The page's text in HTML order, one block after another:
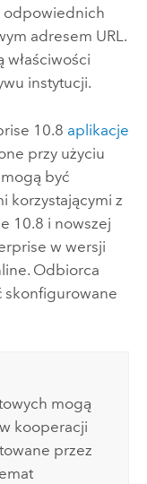
odpowiednich
adresem URL.
właściwości
instytucji.
10.8 aplikacje
przy użyciu
mogą być
korzystającymi z
10.8 i nowszej
w wersji
. Odbiorca
skonfigurowane
mogą
kooperacji
przez